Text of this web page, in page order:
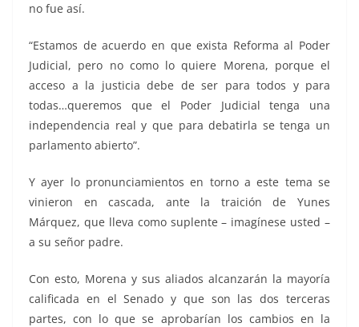
no fue así.
“Estamos de acuerdo en que exista Reforma al Poder
Judicial, pero no como lo quiere Morena, porque el
acceso a la justicia debe de ser para todos y para
todas…queremos que el Poder Judicial tenga una
independencia real y que para debatirla se tenga un
parlamento abierto”.
Y ayer lo pronunciamientos en torno a este tema se
vinieron en cascada, ante la traición de Yunes
Márquez, que lleva como suplente – imagínese usted –
a su señor padre.
Con esto, Morena y sus aliados alcanzarán la mayoría
calificada en el Senado y que son las dos terceras
partes, con lo que se aprobarían los cambios en la